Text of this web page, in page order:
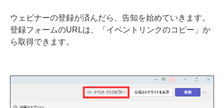
ウェビナーの登録が済んだら、告知を始めていきます。
登録フォームのURLは、「イベントリンクのコピー」か
ら取得できます。